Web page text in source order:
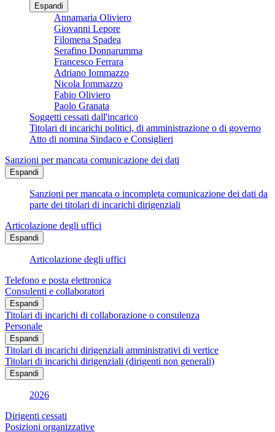
Espandi
Annamaria Oliviero
Giovanni Lepore
Filomena Spadea
Serafino Donnarumma
Francesco Ferrara
Adriano Iommazzo
Nicola Iommazzo
Fabio Oliviero
Paolo Granata
Soggetti cessati dall'incarico
Titolari di incarichi politici, di amministrazione o di governo
Atto di nomina Sindaco e Consiglieri
Sanzioni per mancata comunicazione dei dati
Espandi
Sanzioni per mancata o incompleta comunicazione dei dati da
parte dei titolari di incarichi dirigenziali
Articolazione degli uffici
Espandi
Articolazione degli uffici
Telefono e posta elettronica
Consulenti e collaboratori
Espandi
Titolari di incarichi di collaborazione o consulenza
Personale
Espandi
Titolari di incarichi dirigenziali amministrativi di vertice
Titolari di incarichi dirigenziali (dirigenti non generali)
Espandi
2026
Dirigenti cessati
Posizioni organizzative